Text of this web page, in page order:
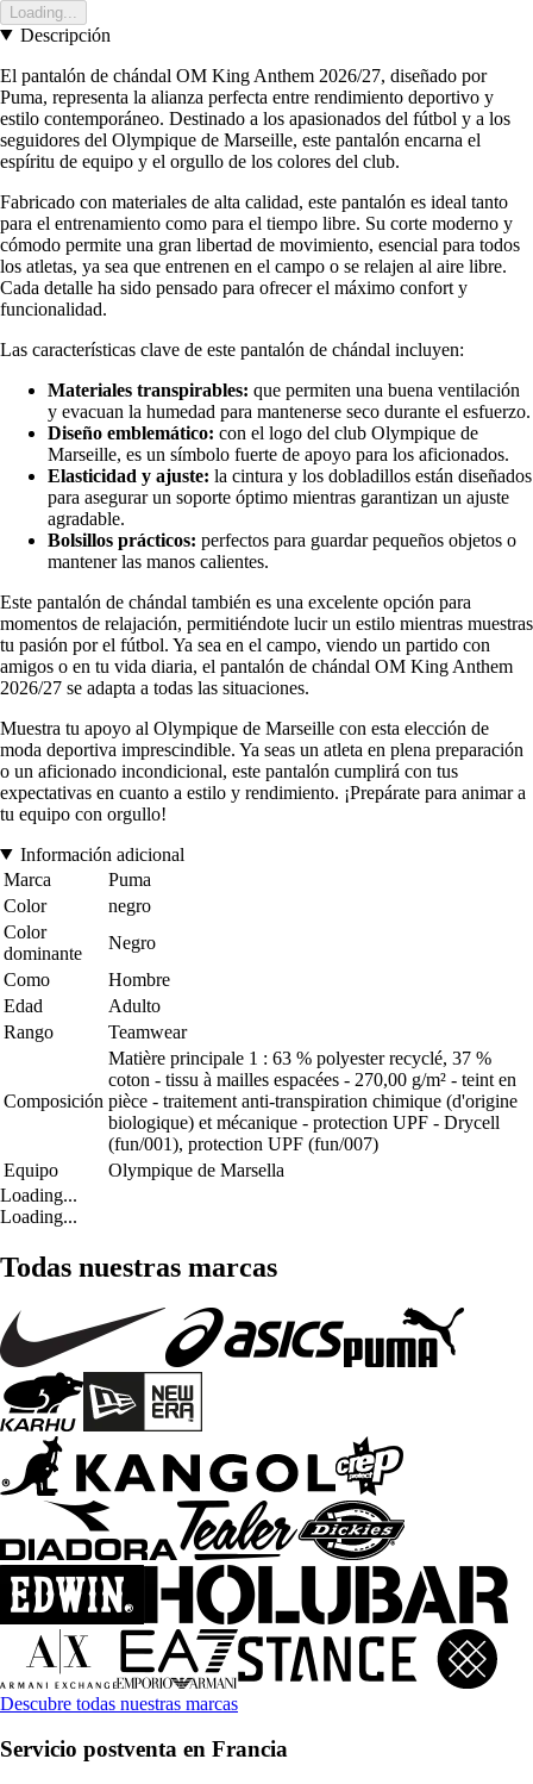
Loading...
Descripción
El pantalón de chándal OM King Anthem 2026/27, diseñado por
Puma, representa la alianza perfecta entre rendimiento deportivo y
estilo contemporáneo. Destinado a los apasionados del fútbol y a los
seguidores del Olympique de Marseille, este pantalón encarna el
espíritu de equipo y el orgullo de los colores del club.
Fabricado con materiales de alta calidad, este pantalón es ideal tanto
para el entrenamiento como para el tiempo libre. Su corte moderno y
cómodo permite una gran libertad de movimiento, esencial para todos
los atletas, ya sea que entrenen en el campo o se relajen al aire libre.
Cada detalle ha sido pensado para ofrecer el máximo confort y
funcionalidad.
Las características clave de este pantalón de chándal incluyen:
Materiales transpirables: que permiten una buena ventilación
y evacuan la humedad para mantenerse seco durante el esfuerzo.
Diseño emblemático: con el logo del club Olympique de
Marseille, es un símbolo fuerte de apoyo para los aficionados.
Elasticidad y ajuste: la cintura y los dobladillos están diseñados
para asegurar un soporte óptimo mientras garantizan un ajuste
agradable.
Bolsillos prácticos: perfectos para guardar pequeños objetos o
mantener las manos calientes.
Este pantalón de chándal también es una excelente opción para
momentos de relajación, permitiéndote lucir un estilo mientras muestras
tu pasión por el fútbol. Ya sea en el campo, viendo un partido con
amigos o en tu vida diaria, el pantalón de chándal OM King Anthem
2026/27 se adapta a todas las situaciones.
Muestra tu apoyo al Olympique de Marseille con esta elección de
moda deportiva imprescindible. Ya seas un atleta en plena preparación
o un aficionado incondicional, este pantalón cumplirá con tus
expectativas en cuanto a estilo y rendimiento. ¡Prepárate para animar a
tu equipo con orgullo!
Información adicional
Marca
Puma
Color
negro
Color
dominante
Negro
Como
Hombre
Edad
Adulto
Rango
Teamwear
Composición
Matière principale 1 : 63 % polyester recyclé, 37 %
coton - tissu à mailles espacées - 270,00 g/m² - teint en
pièce - traitement anti-transpiration chimique (d'origine
biologique) et mécanique - protection UPF - Drycell
(fun/001), protection UPF (fun/007)
Equipo
Olympique de Marsella
Loading...
Loading...
Todas nuestras marcas
Descubre todas nuestras marcas
Servicio postventa en Francia